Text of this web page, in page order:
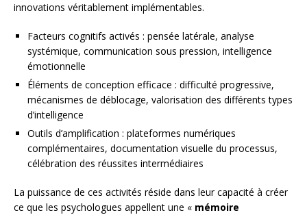
innovations véritablement implémentables.
Facteurs cognitifs activés : pensée latérale, analyse
systémique, communication sous pression, intelligence
émotionnelle
Éléments de conception efficace : difficulté progressive,
mécanismes de déblocage, valorisation des différents types
d’intelligence
Outils d’amplification : plateformes numériques
complémentaires, documentation visuelle du processus,
célébration des réussites intermédiaires
La puissance de ces activités réside dans leur capacité à créer
ce que les psychologues appellent une « mémoire